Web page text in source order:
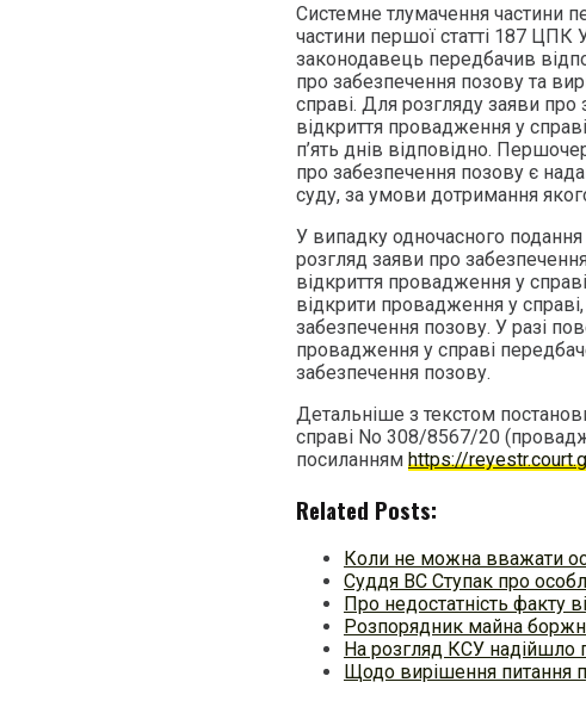
Системне тлумачення частини
частини першої статті 187 ЦПК
законодавець передбачив
про забезпечення позову та
справі. Для розгляду заяви
відкриття провадження у
п’ять днів відповідно.
про забезпечення позову є
суду, за умови дотримання
У випадку одночасного
розгляд заяви про
відкриття провадження у
відкрити провадження у
забезпечення позову. У разі
провадження у справі
забезпечення позову.
Детальніше з текстом
справі No 308/8567/20
посиланням https://
Related Posts:
Коли не можна вважати
Суддя ВС Ступак про
Про недостатність факту
Розпорядник майна
На розгляд КСУ надійшло
Щодо вирішення питання